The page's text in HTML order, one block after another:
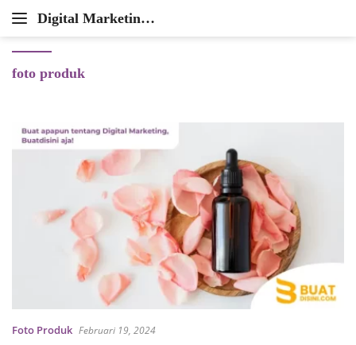
Digital Marketing
Mudahkan
Onlinemu
foto produk
Foto Produk Februari 19, 2024